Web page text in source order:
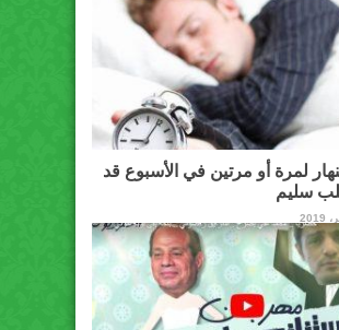
لمرة أو مرتين في الأسبوع قد
سليم